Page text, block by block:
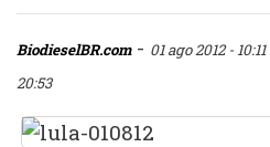
BiodieselBR.com- 01 ago 2012 - 10:11
20:53